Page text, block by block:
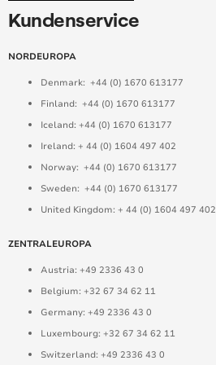
Kundenservice
NORDEUROPA
Denmark: +44 (0) 1670 613177
Finland: +44 (0) 1670 613177
Iceland: +44 (0) 1670 613177
Ireland: + 44 (0) 1604 497 402
Norway: +44 (0) 1670 613177
Sweden: +44 (0) 1670 613177
United Kingdom: + 44 (0) 1604 497 402
ZENTRALEUROPA
Austria: +49 2336 43 0
Belgium: +32 67 34 62 11
Germany: +49 2336 43 0
Luxembourg: +32 67 34 62 11
Switzerland: +49 2336 43 0